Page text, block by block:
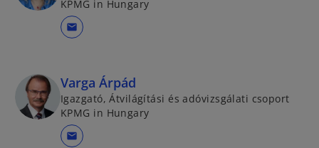
KPMG in Hungary
mail
Varga Árpád
Igazgató, Átvilágítási és adóvizsgálati csoport
KPMG in Hungary
mail